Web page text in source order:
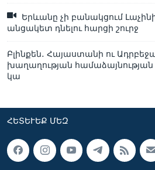
Երևանը չի բանակցում
անցակետ դնելու հարցի շուրջ
Բլինքեն․ Հայաստանի ու
խաղաղության
կա
ՀԵՏԵՒԵՔ ՄԵԶ